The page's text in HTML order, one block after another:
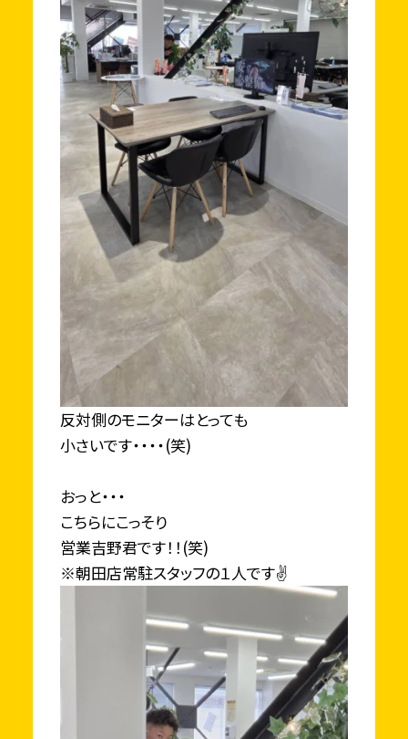
反対側のモニターはとっても
小さいです・・・・(笑)
おっと・・・
こちらにこっそり
営業吉野君です！！(笑)
※朝田店常駐スタッフの１人です✌